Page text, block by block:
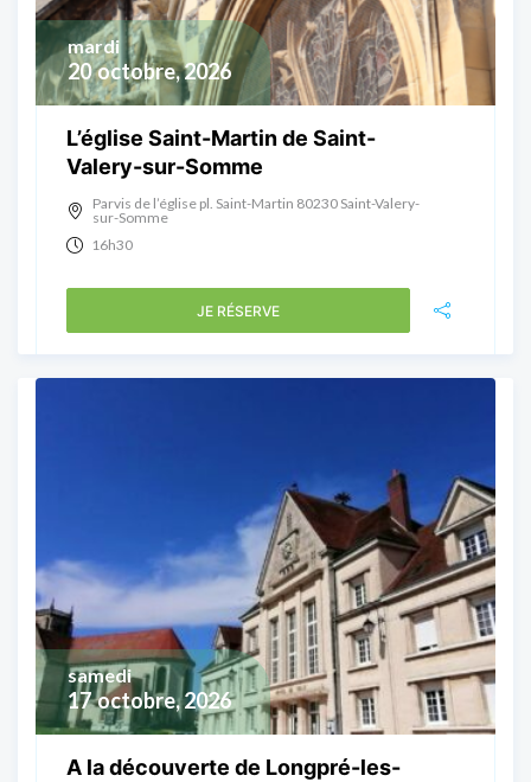
20 octobre, 2026
mardi
L’église Saint-Martin de Saint-
Valery-sur-Somme
Parvis de l’église pl. Saint-Martin 80230 Saint-Valery-
sur-Somme
16h30
JE RÉSERVE
17 octobre, 2026
samedi
A la découverte de Longpré-les-